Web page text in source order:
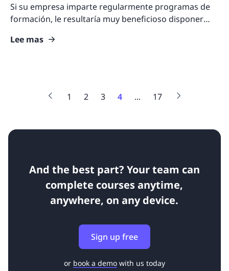
Si su empresa imparte regularmente programas de
formación, le resultaría muy beneficioso disponer
El
Lee mas
1 2 3 4 ... 17
And the best part? Your team can
complete courses anytime,
anywhere, on any device.
Sign up free
or book a demo with us today